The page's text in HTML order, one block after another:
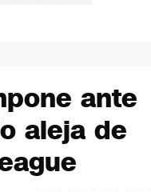
ante
aleja de